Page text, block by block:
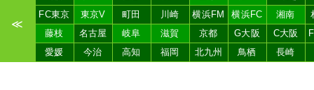
≪
FC東京
東京V 町田 川崎 横浜FM 横浜FC 湘南
藤枝
名古屋 岐阜 滋賀 京都 G大阪 C大阪
愛媛
今治 高知 福岡 北九州 鳥栖 長崎